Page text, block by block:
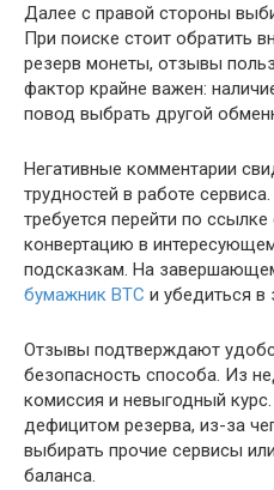
Далее с правой стороны
При поиске стоит обратить
резерв монеты, отзывы
фактор крайне важен:
повод выбрать другой
Негативные комментарии
трудностей в работе
требуется перейти по
конвертацию в
подсказкам. На
бумажник BTC и убедиться в
Отзывы подтверждают
безопасность способа. Из
комиссия и невыгодный
дефицитом резерва, из-за
выбирать прочие сервисы
баланса.